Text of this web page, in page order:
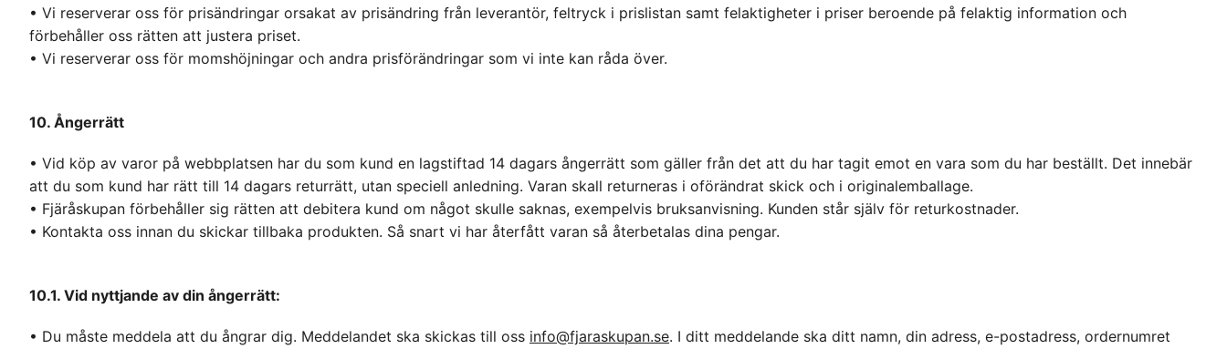
• Vi reserverar oss för prisändringar orsakat av prisändring från leverantör, feltryck i prislistan samt felaktigheter i priser beroende på felaktig information och
förbehåller oss rätten att justera priset.
• Vi reserverar oss för momshöjningar och andra prisförändringar som vi inte kan råda över.
10. Ångerrätt
• Vid köp av varor på webbplatsen har du som kund en lagstiftad 14 dagars ångerrätt som gäller från det att du har tagit emot en vara som du har beställt. Det innebär
att du som kund har rätt till 14 dagars returrätt, utan speciell anledning. Varan skall returneras i oförändrat skick och i originalemballage.
• Fjäråskupan förbehåller sig rätten att debitera kund om något skulle saknas, exempelvis bruksanvisning. Kunden står själv för returkostnader.
• Kontakta oss innan du skickar tillbaka produkten. Så snart vi har återfått varan så återbetalas dina pengar.
10.1. Vid nyttjande av din ångerrätt:
• Du måste meddela att du ångrar dig. Meddelandet ska skickas till oss info@fjaraskupan.se. I ditt meddelande ska ditt namn, din adress, e-postadress, ordernumret